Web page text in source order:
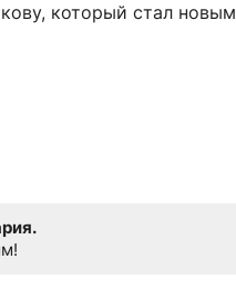
который стал новым